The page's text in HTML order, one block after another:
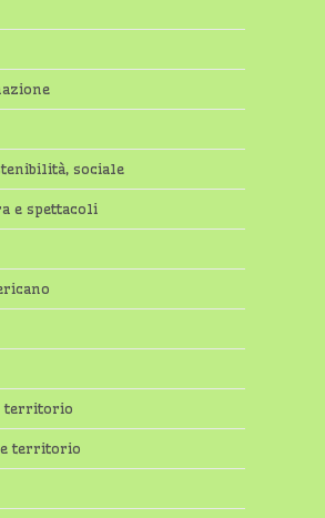
sociale
e spettacoli
territorio
territorio